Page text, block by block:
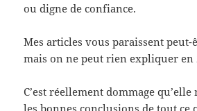
ou digne de confiance.
Mes articles vous paraissent
mais on ne peut rien expliquer en
C’est réellement dommage
les bonnes conclusions de tout ce